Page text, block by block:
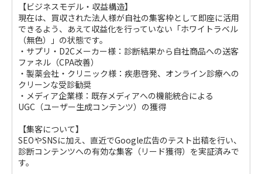
【ビジネスモデル・収益構造】
現在は、買収された法人様が自社の集客枠として即座に活用
できるよう、あえて収益化を行っていない「ホワイトラベル
（無色）」の状態です。
・サプリ・D2Cメーカー様：診断結果から自社商品への送客
ファネル（CPA改善）
・製薬会社・クリニック様：疾患啓発、オンライン診療への
クリーンな受診勧奨
・メディア企業様：既存メディアへの機能統合による
UGC（ユーザー生成コンテンツ）の獲得
【集客について】
SEOやSNSに加え、直近でGoogle広告のテスト出稿を行い、
診断コンテンツへの有効な集客（リード獲得）を実証済みで
す。